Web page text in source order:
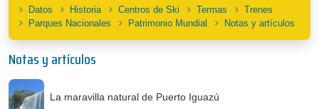
Datos Historia Centros de Ski Termas
Trenes
Parques Nacionales
Patrimonio Mundial Notas y artículos
Notas y artículos
La maravilla natural de Puerto Iguazú